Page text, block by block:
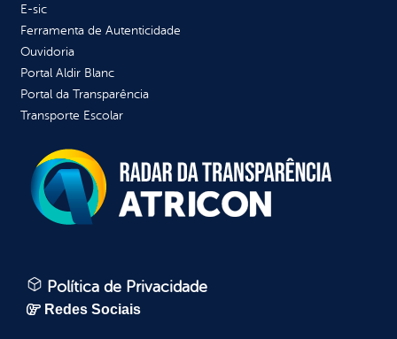
E-sic
Ferramenta de Autenticidade
Ouvidoria
Portal Aldir Blanc
Portal da Transparência
Transporte Escolar
Política de Privacidade
Redes Sociais